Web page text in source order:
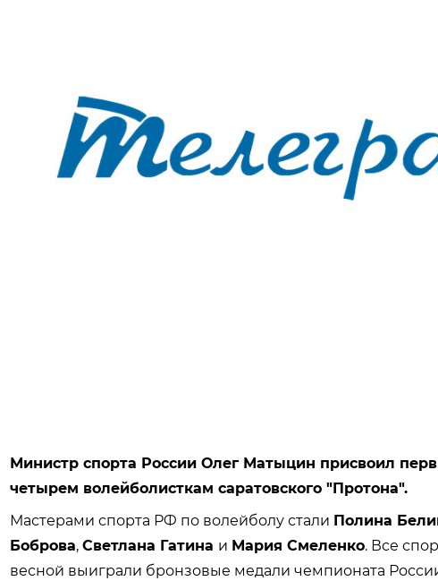
Министр спорта России Олег Матыцин присвоил
четырем волейболисткам саратовского "Протона".
Мастерами спорта РФ по волейболу стали Полина
Боброва, Светлана Гатина и Мария Смеленко. Все
весной выиграли бронзовые медали чемпионата